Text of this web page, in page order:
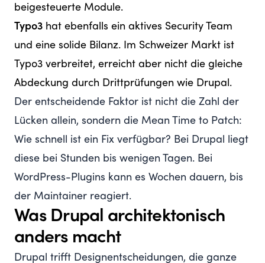
beigesteuerte Module.
Typo3 hat ebenfalls ein aktives Security Team
und eine solide Bilanz. Im Schweizer Markt ist
Typo3 verbreitet, erreicht aber nicht die gleiche
Abdeckung durch Drittprüfungen wie Drupal.
Der entscheidende Faktor ist nicht die Zahl der
Lücken allein, sondern die Mean Time to Patch:
Wie schnell ist ein Fix verfügbar? Bei Drupal liegt
diese bei Stunden bis wenigen Tagen. Bei
WordPress-Plugins kann es Wochen dauern, bis
der Maintainer reagiert.
Was Drupal architektonisch
anders macht
Drupal trifft Designentscheidungen, die ganze